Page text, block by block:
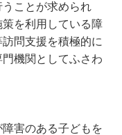
ことが求められ
を利用している障
問支援を積極的に
機関としてふさわ
害のある子どもを